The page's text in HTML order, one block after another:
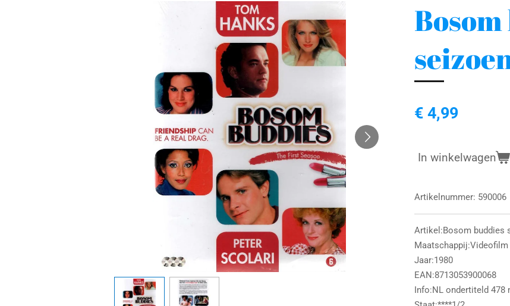
€ 4,99
In winkelwagen
Artikelnummer: 590006
Artikel:Bosom buddies
Maatschappij:Videofilm
Jaar:1980
EAN:8713053900068
Info:NL ondertiteld 478